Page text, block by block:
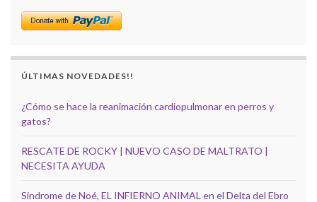
ÚLTIMAS NOVEDADES!!
¿Cómo se hace la reanimación cardiopulmonar en perros y
gatos?
RESCATE DE ROCKY | NUEVO CASO DE MALTRATO |
NECESITA AYUDA
Sindrome de Noé, EL INFIERNO ANIMAL en el Delta del Ebro